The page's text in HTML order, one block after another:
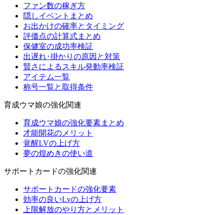
ファン数の稼ぎ方
隠しイベントまとめ
お出かけの確率とタイミング
評価点の計算式まとめ
保健室の成功率検証
出遅れ･掛かりの原因と対策
賢さによるスキル発動率検証
アイテム一覧
称号一覧と取得条件
育成ウマ娘の強化関連
育成ウマ娘の強化要素まとめ
才能開花のメリット
覚醒LVの上げ方
夢の煌めきの使い道
サポートカードの強化関連
サポートカードの強化要素
効率の良いLvの上げ方
上限解放のやり方とメリット